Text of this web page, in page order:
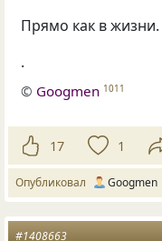
Прямо как в жизни.
.
© Googmen 1011
17 1
Опубликовал Googmen
#1408663